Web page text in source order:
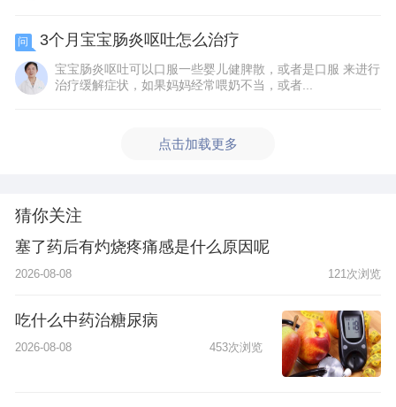
问 3个月宝宝肠炎呕吐怎么治疗
宝宝肠炎呕吐可以口服一些婴儿健脾散，或者是口服 来进行
治疗缓解症状，如果妈妈经常喂奶不当，或者...
点击加载更多
猜你关注
塞了药后有灼烧疼痛感是什么原因呢
2026-08-08 121次浏览
吃什么中药治糖尿病
2026-08-08 453次浏览